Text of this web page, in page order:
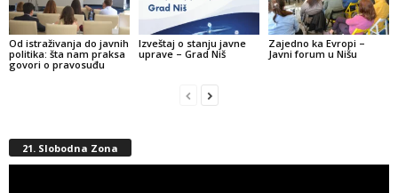
Od istraživanja do javnih
politika: šta nam praksa
govori o pravosuđu
Izveštaj o stanju javne
uprave – Grad Niš
Zajedno ka Evropi –
Javni forum u Nišu
21. Slobodna Zona